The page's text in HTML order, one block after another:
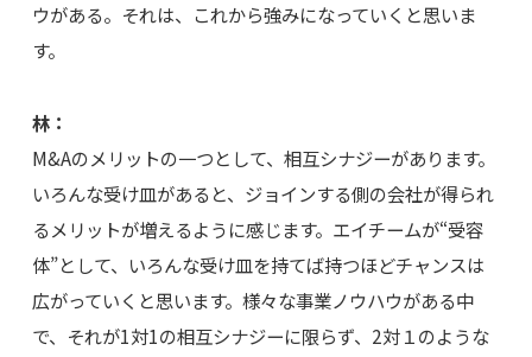
ウがある。それは、これから強みになっていくと思いま
す。
林：
M&Aのメリットの一つとして、相互シナジーがあります。
いろんな受け皿があると、ジョインする側の会社が得られ
るメリットが増えるように感じます。エイチームが“受容
体”として、いろんな受け皿を持てば持つほどチャンスは
広がっていくと思います。様々な事業ノウハウがある中
で、それが1対1の相互シナジーに限らず、2対１のような